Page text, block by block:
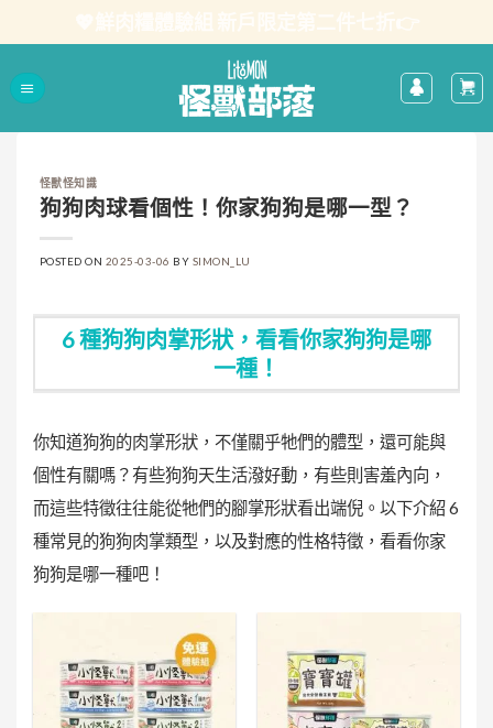
怪獸怪知識
狗狗肉球看個性！你家狗狗是哪一型？
POSTED ON 2025-03-06 BY SIMON_LU
6 種狗狗肉掌形狀，看看你家狗狗是哪
一種！
你知道狗狗的肉掌形狀，不僅關乎牠們的體型，還可能與
個性有關嗎？有些狗狗天生活潑好動，有些則害羞內向，
而這些特徵往往能從牠們的腳掌形狀看出端倪。以下介紹 6
種常見的狗狗肉掌類型，以及對應的性格特徵，看看你家
狗狗是哪一種吧！